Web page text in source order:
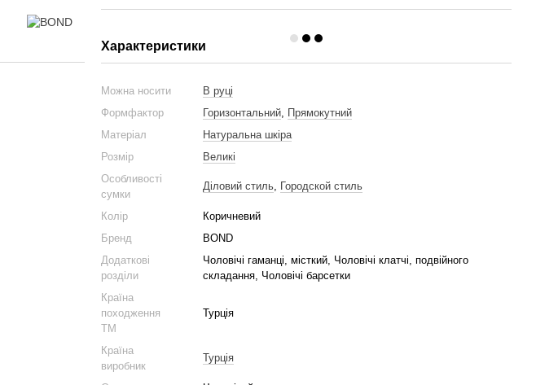
Характеристики
Можна носити
В руці
Формфактор
Горизонтальний, Прямокутний
Матеріал
Натуральна шкіра
Розмір
Великі
Особливості
сумки
Діловий стиль, Городской стиль
Колір
Коричневий
Бренд
BOND
Додаткові
розділи
Чоловічі гаманці, місткий, Чоловічі клатчі, подвійного
складання, Чоловічі барсетки
Країна
походження
ТМ
Турція
Країна
виробник
Турція